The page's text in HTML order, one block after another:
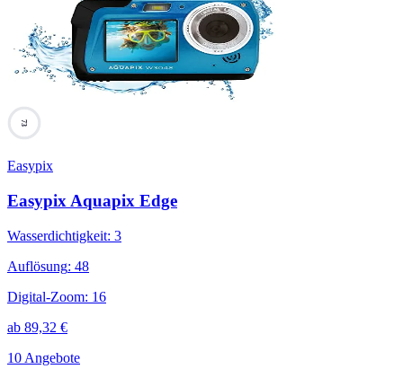
73
Easypix
Easypix Aquapix Edge
Wasserdichtigkeit: 3
Auflösung: 48
Digital-Zoom: 16
ab 89,32 €
10 Angebote